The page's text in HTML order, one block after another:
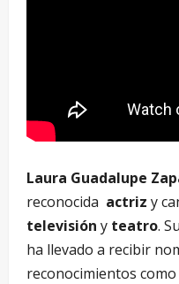
Laura Guadalupe
reconocida actriz y
televisión y teatro.
ha llevado a recibir
reconocimientos como